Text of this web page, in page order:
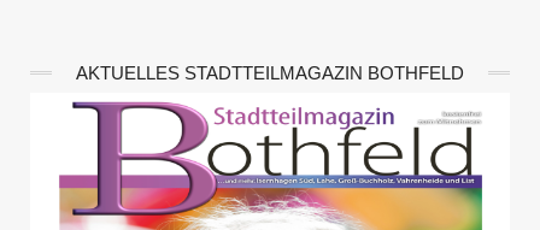
AKTUELLES STADTTEILMAGAZIN BOTHFELD